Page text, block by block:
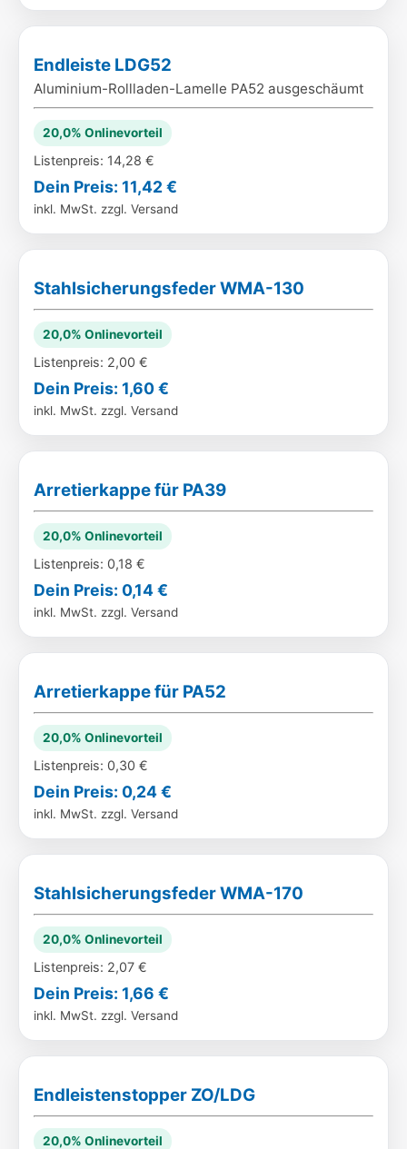
Endleiste LDG52
Aluminium-Rollladen-Lamelle PA52 ausgeschäumt
20,0% Onlinevorteil
Listenpreis: 14,28 €
Dein Preis: 11,42 €
inkl. MwSt. zzgl. Versand
Stahlsicherungsfeder WMA-130
20,0% Onlinevorteil
Listenpreis: 2,00 €
Dein Preis: 1,60 €
inkl. MwSt. zzgl. Versand
Arretierkappe für PA39
20,0% Onlinevorteil
Listenpreis: 0,18 €
Dein Preis: 0,14 €
inkl. MwSt. zzgl. Versand
Arretierkappe für PA52
20,0% Onlinevorteil
Listenpreis: 0,30 €
Dein Preis: 0,24 €
inkl. MwSt. zzgl. Versand
Stahlsicherungsfeder WMA-170
20,0% Onlinevorteil
Listenpreis: 2,07 €
Dein Preis: 1,66 €
inkl. MwSt. zzgl. Versand
Endleistenstopper ZO/LDG
20,0% Onlinevorteil